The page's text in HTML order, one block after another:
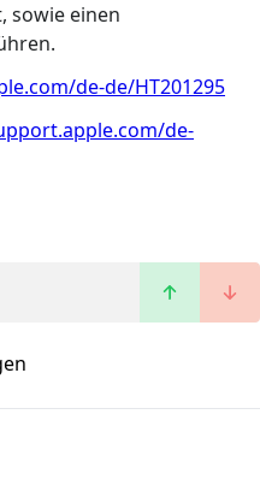
sowie einen
de-de/HT201295
de-